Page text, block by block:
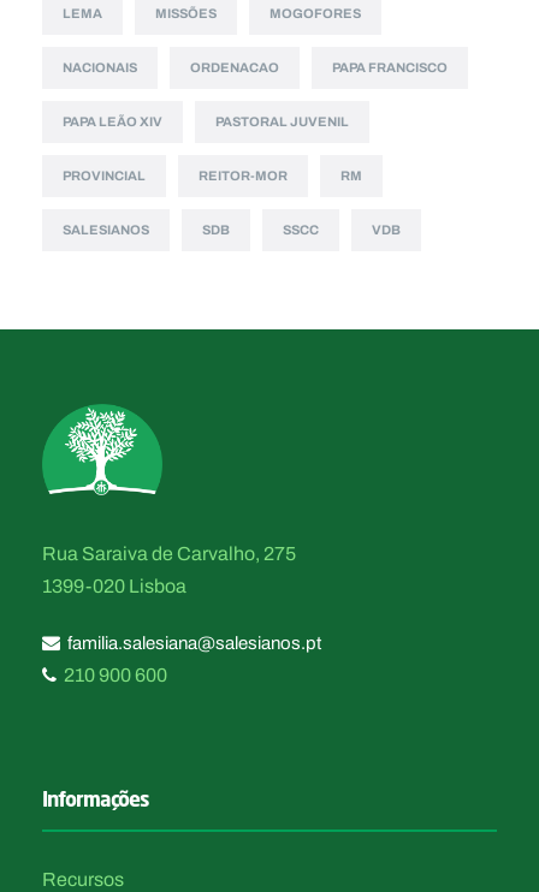
LEMA MISSÕES MOGOFORES
NACIONAIS ORDENACAO PAPA FRANCISCO
PAPA LEÃO XIV PASTORAL JUVENIL
PROVINCIAL REITOR-MOR RM
SALESIANOS SDB SSCC VDB
Rua Saraiva de Carvalho, 275
1399-020 Lisboa
familia.salesiana@salesianos.pt
210 900 600
Informações
Recursos